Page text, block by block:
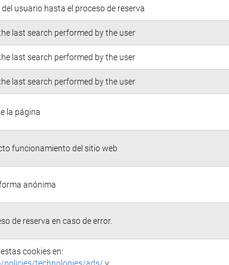
usuario hasta el proceso de reserva
last search performed by the user
last search performed by the user
last search performed by the user
la página
funcionamiento del sitio web
anónima
de reserva en caso de error.
cookies en: